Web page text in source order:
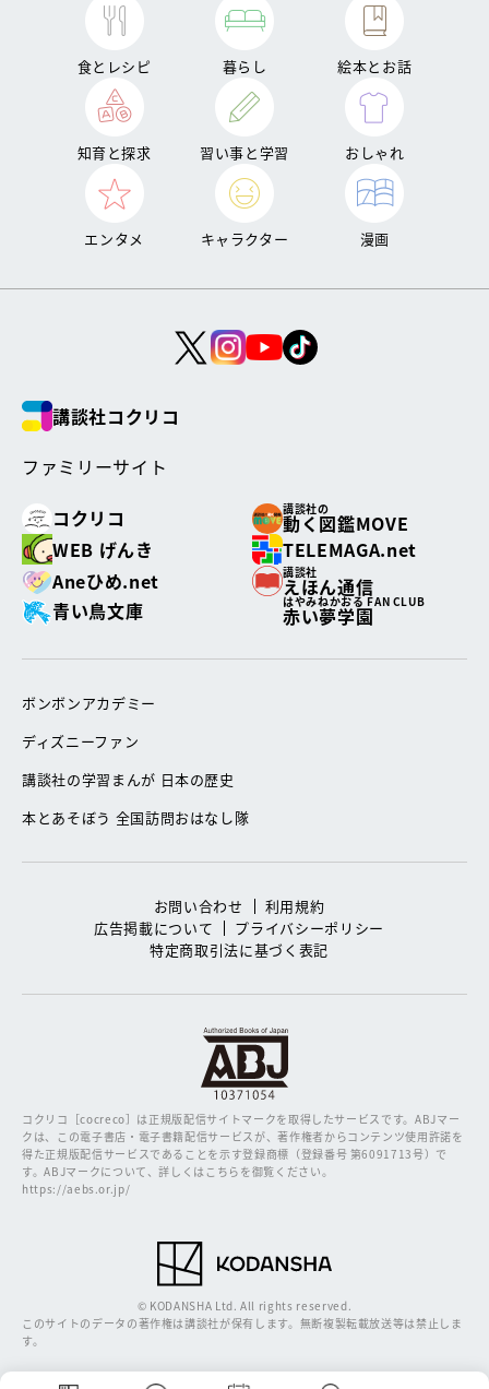
食とレシピ 暮らし 絵本とお話
知育と探求 習い事と学習 おしゃれ
エンタメ キャラクター 漫画
講談社コクリコ
ファミリーサイト
コクリコ
講談社の
動く図鑑MOVE
WEB げんき
TELEMAGA.net
Aneひめ.net
講談社
えほん通信
青い鳥文庫
はやみねかおる FAN CLUB
赤い夢学園
ボンボンアカデミー
ディズニーファン
講談社の学習まんが 日本の歴史
本とあそぼう 全国訪問おはなし隊
お問い合わせ
利用規約
広告掲載について
プライバシーポリシー
特定商取引法に基づく表記
コクリコ［cocreco］は正規版配信サイトマークを取得したサービスです。ABJマー
クは、この電子書店・電子書籍配信サービスが、著作権者からコンテンツ使用許諾を
得た正規版配信サービスであることを示す登録商標（登録番号 第6091713号）で
す。ABJマークについて、詳しくはこちらを御覧ください。
https://aebs.or.jp/
© KODANSHA Ltd. All rights reserved.
このサイトのデータの著作権は講談社が保有します。無断複製転載放送等は禁止しま
す。